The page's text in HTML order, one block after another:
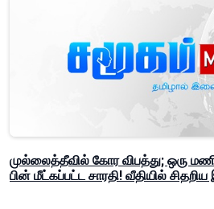
முல்லைத்தீவில் கோர விபத்து; ஒரு
பின் மீட்கப்பட்ட சாரதி! வீதியில்